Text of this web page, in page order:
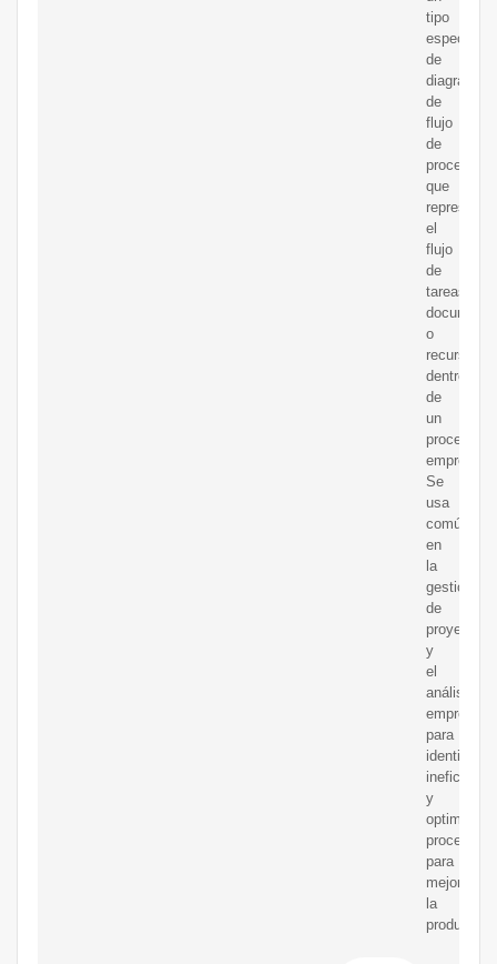
tipo
de
diagrama
de
flujo
de
procesos
que
representa
el
flujo
de
tareas,
o
recursos
dentro
de
un
proceso
Se
usa
en
la
gestión
de
proyectos
y
el
análisis
para
identificar
y
optimizar
procesos
para
mejorar
la